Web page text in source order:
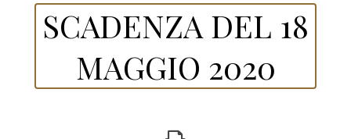
SCADENZA DEL 18
MAGGIO 2020